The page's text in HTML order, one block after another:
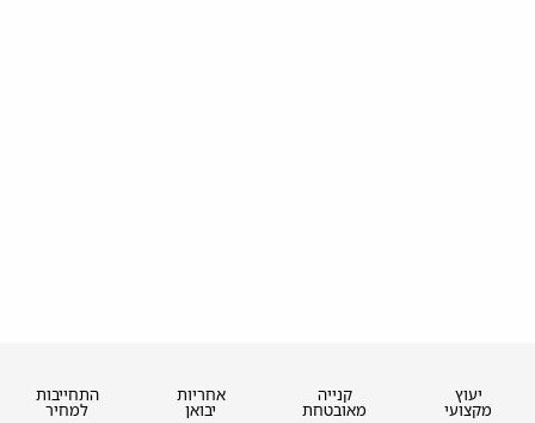
יעוץ
מקצועי
קנייה
מאובטחת
אחריות
יבואן
התחייבות
למחיר